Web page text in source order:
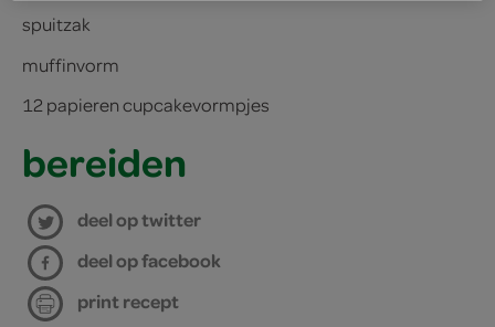
spuitzak
muffinvorm
12 papieren cupcakevormpjes
bereiden
deel op twitter
deel op facebook
print recept